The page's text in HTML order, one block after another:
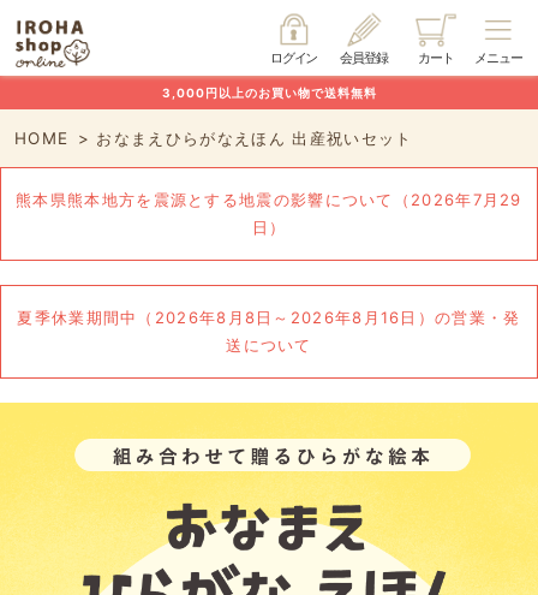
メニュー
カート
会員登録
ログイン
3,000円以上のお買い物で送料無料
HOME おなまえひらがなえほん 出産祝いセット
熊本県熊本地方を震源とする地震の影響について（2026年7月29
日）
夏季休業期間中（2026年8月8日～2026年8月16日）の営業・発
送について